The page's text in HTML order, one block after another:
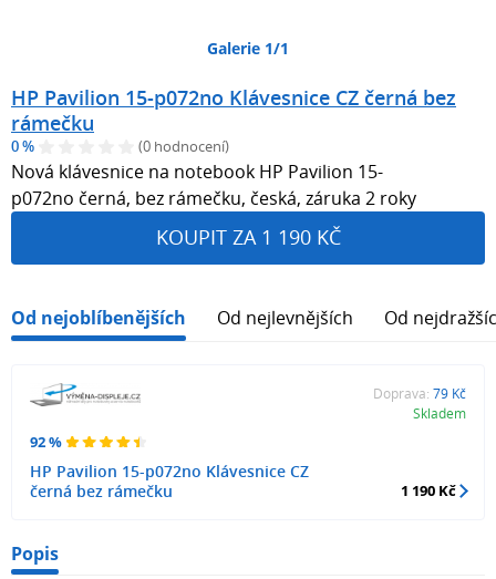
Galerie 1/1
HP Pavilion 15-p072no Klávesnice CZ černá bez
rámečku
0 % (0 hodnocení)
Nová klávesnice na notebook HP Pavilion 15-
p072no černá, bez rámečku, česká, záruka 2 roky
KOUPIT ZA 1 190 KČ
Od nejoblíbenějších Od nejlevnějších Od
92 %
HP Pavilion 15-p072no Klávesnice CZ
černá bez rámečku
Doprava: 79 Kč
Skladem
1 190 Kč
Popis